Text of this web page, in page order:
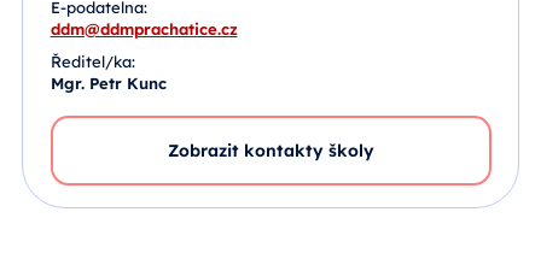
E-podatelna:
ddm@ddmprachatice.cz
Ředitel/ka:
Mgr. Petr Kunc
Zobrazit kontakty školy